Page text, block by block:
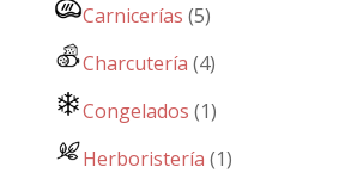
Carnicerías (5)
Charcutería (4)
Congelados (1)
Herboristería (1)